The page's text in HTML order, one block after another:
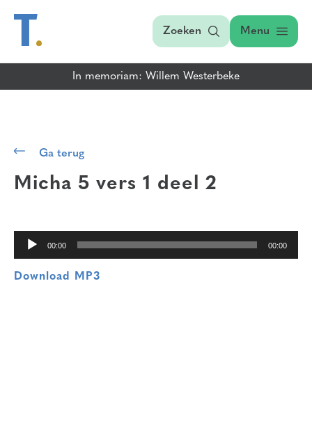
Zoeken Menu
In memoriam: Willem Westerbeke
Ga terug
Micha 5 vers 1 deel 2
00:00 00:00
Download MP3